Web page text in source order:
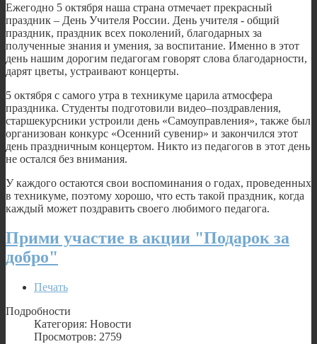
Ежегодно 5 октября наша страна отмечает прекрасный
праздник – День Учителя России. День учителя - общий
праздник, праздник всех поколений, благодарных за
полученные знания и умения, за воспитание. Именно в этот
день нашим дорогим педагогам говорят слова благодарности,
дарят цветы, устраивают концерты.
5 октября с самого утра в техникуме царила атмосфера
праздника. Студенты подготовили видео–поздравления,
старшекурсники устроили день «Самоуправления», также был
организован конкурс «Осенний сувенир» и закончился этот
день праздничным концертом. Никто из педагогов в этот день
не остался без внимания.
У каждого остаются свои воспоминания о годах, проведенных
в техникуме, поэтому хорошо, что есть такой праздник, когда
каждый может поздравить своего любимого педагога.
Прими участие в акции "Подарок за
добро"
Печать
Подробности
Категория: Новости
Просмотров: 2759